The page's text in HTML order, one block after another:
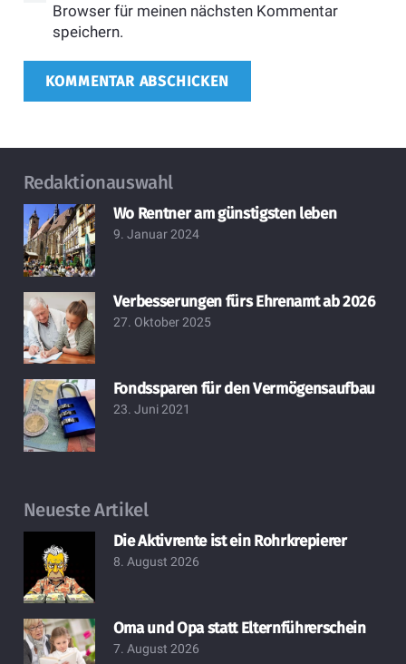
Browser für meinen nächsten Kommentar
speichern.
KOMMENTAR ABSCHICKEN
Redaktionauswahl
Wo Rentner am günstigsten leben
9. Januar 2024
Verbesserungen fürs Ehrenamt ab 2026
27. Oktober 2025
Fondssparen für den Vermögensaufbau
23. Juni 2021
Neueste Artikel
Die Aktivrente ist ein Rohrkrepierer
8. August 2026
Oma und Opa statt Elternführerschein
7. August 2026